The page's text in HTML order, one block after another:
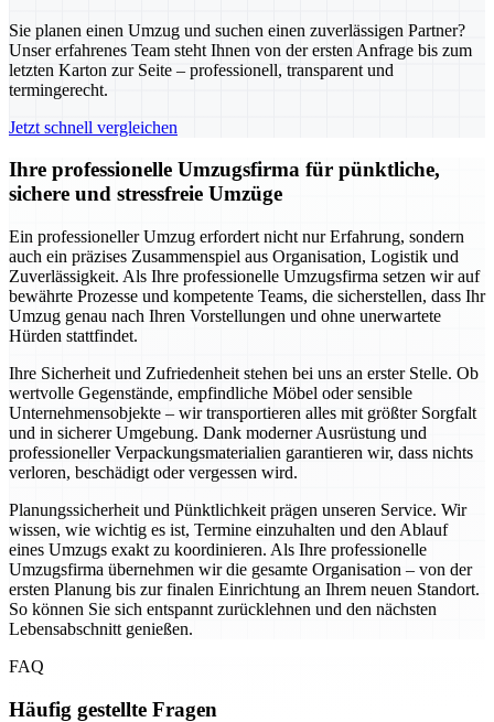
Sie planen einen Umzug und suchen einen zuverlässigen Partner?
Unser erfahrenes Team steht Ihnen von der ersten Anfrage bis zum
letzten Karton zur Seite – professionell, transparent und
termingerecht.
Jetzt schnell vergleichen
Ihre professionelle Umzugsfirma für pünktliche,
sichere und stressfreie Umzüge
Ein professioneller Umzug erfordert nicht nur Erfahrung, sondern
auch ein präzises Zusammenspiel aus Organisation, Logistik und
Zuverlässigkeit. Als Ihre professionelle Umzugsfirma setzen wir auf
bewährte Prozesse und kompetente Teams, die sicherstellen, dass Ihr
Umzug genau nach Ihren Vorstellungen und ohne unerwartete
Hürden stattfindet.
Ihre Sicherheit und Zufriedenheit stehen bei uns an erster Stelle. Ob
wertvolle Gegenstände, empfindliche Möbel oder sensible
Unternehmensobjekte – wir transportieren alles mit größter Sorgfalt
und in sicherer Umgebung. Dank moderner Ausrüstung und
professioneller Verpackungsmaterialien garantieren wir, dass nichts
verloren, beschädigt oder vergessen wird.
Planungssicherheit und Pünktlichkeit prägen unseren Service. Wir
wissen, wie wichtig es ist, Termine einzuhalten und den Ablauf
eines Umzugs exakt zu koordinieren. Als Ihre professionelle
Umzugsfirma übernehmen wir die gesamte Organisation – von der
ersten Planung bis zur finalen Einrichtung an Ihrem neuen Standort.
So können Sie sich entspannt zurücklehnen und den nächsten
Lebensabschnitt genießen.
FAQ
Häufig gestellte Fragen